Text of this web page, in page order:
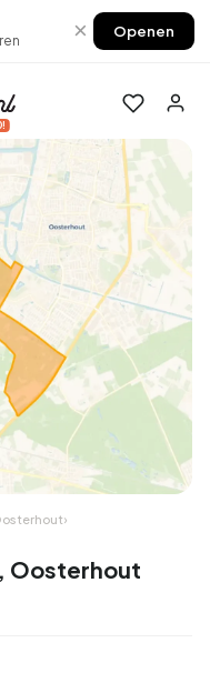
× Openen
›
Oosterhout